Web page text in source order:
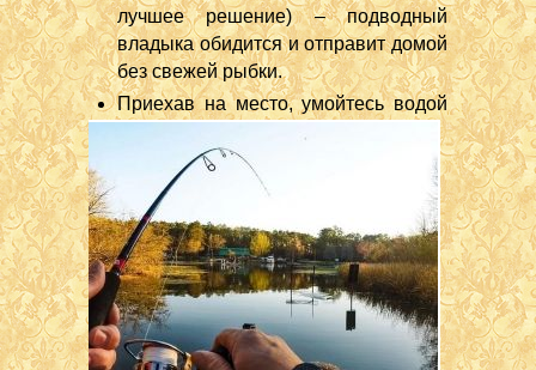
лучшее решение) – подводный
владыка обидится и отправит домой
без свежей рыбки.
Приехав на место, умойтесь водой